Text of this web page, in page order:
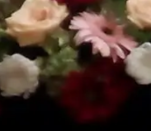
DMI